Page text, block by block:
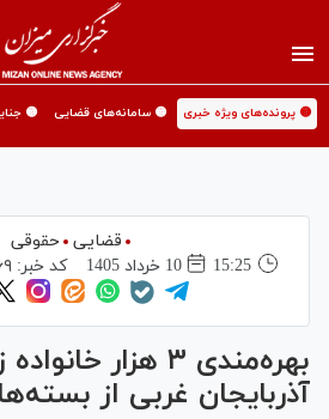
🟡 پرونده‌های ویژه خبری 🟡 سامانه‌های قضایی 🟡
قضایی حقوقی
15:25
10 خرداد 1405 کد خبر:
بهره‌مندی ۳ هزار
آذربایجان غربی از